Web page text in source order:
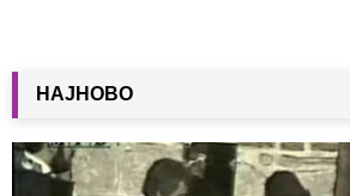
НАЈНОВО